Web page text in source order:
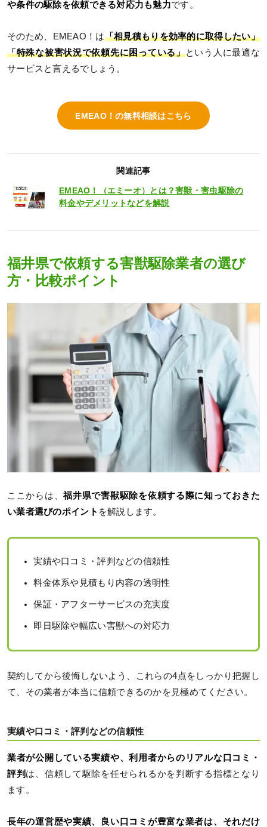
や条件の駆除を依頼できる対応力も魅力です。
そのため、EMEAO！は「相見積もりを効率的に取得したい」
「特殊な被害状況で依頼先に困っている」という人に最適な
サービスと言えるでしょう。
EMEAO！の無料相談はこちら
関連記事
EMEAO！（エミーオ）とは？害獣・害虫駆除の
料金やデメリットなどを解説
福井県で依頼する害獣駆除業者の選び
方・比較ポイント
ここからは、福井県で害獣駆除を依頼する際に知っておきた
い業者選びのポイント を解説します。
実績や口コミ・評判などの信頼性
料金体系や見積もり内容の透明性
保証・アフターサービスの充実度
即日駆除や幅広い害獣への対応力
契約してから後悔しないよう、これらの4点をしっかり把握し
て、その業者が本当に信頼できるのかを見極めてください。
実績や口コミ・評判などの信頼性
業者が公開している実績や、利用者からのリアルな口コミ・
評判 は、信頼して駆除を任せられるかを判断する指標となり
ます。
長年の運営歴や実績、良い口コミが豊富な業者は、それだけ